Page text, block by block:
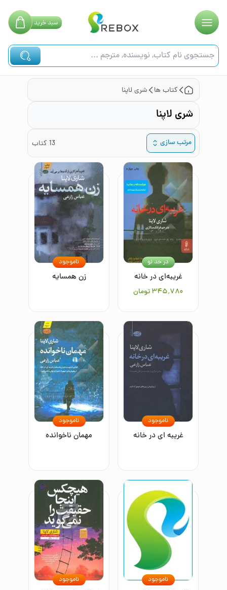
سبدخرید
کتاب ها شری لاپنا
شری لاپنا
مرتب سازی 13 کتاب
غریبه‌ای در خانه
۳۴۵٬۷۸۰تومان
در حد نو
زن همسایه
ناموجود
غریبه ای در خانه
ناموجود
مهمان ناخوانده
ناموجود
ناموجود ناموجود